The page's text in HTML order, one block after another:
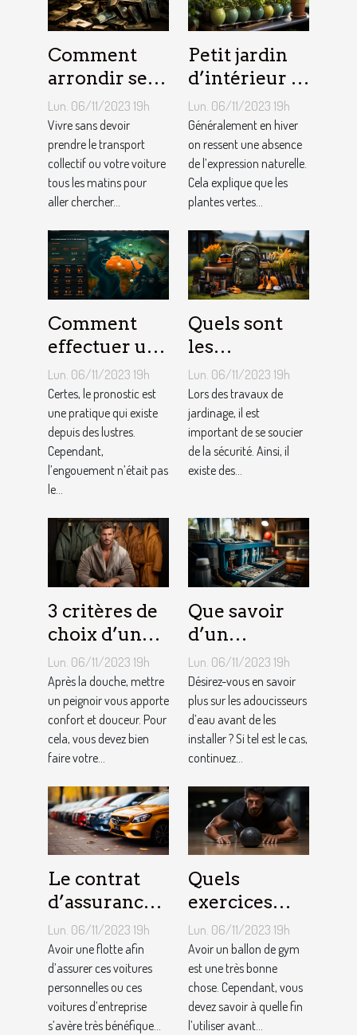
Comment
arrondir ses
fins du mois
avec
l’internet ?
Lun. 06/11/2023 19h
Vivre sans devoir
prendre le transport
collectif ou votre voiture
tous les matins pour
aller chercher...
Petit jardin
d’intérieur :
comment en
créer chez
soi ?
Lun. 06/11/2023 19h
Généralement en hiver
on ressent une absence
de l’expression naturelle.
Cela explique que les
plantes vertes...
Comment
effectuer un
pronostic en
ligne ?
Lun. 06/11/2023 19h
Certes, le pronostic est
une pratique qui existe
depuis des lustres.
Cependant,
l’engouement n’était pas
le...
Quels sont
les
équipements
pour le
jardinage ?
Lun. 06/11/2023 19h
Lors des travaux de
jardinage, il est
important de se soucier
de la sécurité. Ainsi, il
existe des...
3 critères de
choix d’un
peignoir de
bain pour
homme ?
Lun. 06/11/2023 19h
Après la douche, mettre
un peignoir vous apporte
confort et douceur. Pour
cela, vous devez bien
faire votre...
Que savoir
d’un
adoucisseur
d’eau ?
Lun. 06/11/2023 19h
Désirez-vous en savoir
plus sur les adoucisseurs
d’eau avant de les
installer ? Si tel est le cas,
continuez...
Le contrat
d’assurance
auto par
flotte : est-il
si
bénéfique ?
Lun. 06/11/2023 19h
Avoir une flotte afin
d’assurer ces voitures
personnelles ou ces
voitures d’entreprise
s’avère très bénéfique...
Quels
exercices
pouvez-vous
faire avec un
ballon de
gym ?
Lun. 06/11/2023 19h
Avoir un ballon de gym
est une très bonne
chose. Cependant, vous
devez savoir à quelle fin
l’utiliser avant...